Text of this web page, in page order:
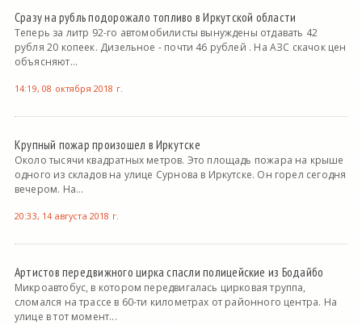
Сразу на рубль подорожало топливо в Иркутской области
Теперь за литр 92-го автомобилисты вынуждены отдавать 42
рубля 20 копеек. Дизельное - почти 46 рублей . На АЗС скачок цен
объясняют...
14:19, 08 октября 2018 г.
Крупный пожар произошел в Иркутске
Около тысячи квадратных метров. Это площадь пожара на крыше
одного из складов на улице Сурнова в Иркутске. Он горел сегодня
вечером. На...
20:33, 14 августа 2018 г.
Артистов передвижного цирка спасли полицейские из Бодайбо
Микроавтобус, в котором передвигалась цирковая труппа,
сломался на трассе в 60-ти километрах от районного центра. На
улице в тот момент...